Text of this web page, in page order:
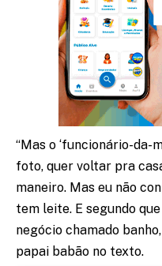
“Mas o ‘funcionário-da-
foto, quer voltar pra
maneiro. Mas eu não
tem leite. E segundo
negócio chamado
papai babão no texto.